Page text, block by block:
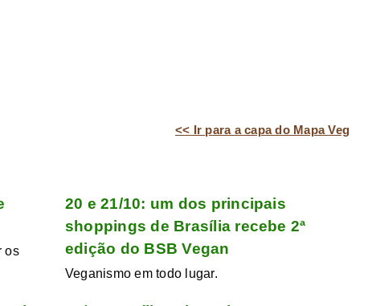
<< Ir para a capa do Mapa Veg
os
20 e 21/10: um dos principais
shoppings de Brasília recebe 2ª
edição do BSB Vegan
Veganismo em todo lugar.